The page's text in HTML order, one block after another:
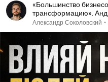
«Большинство
трансформацию».
технологий
Александр Соколовский •